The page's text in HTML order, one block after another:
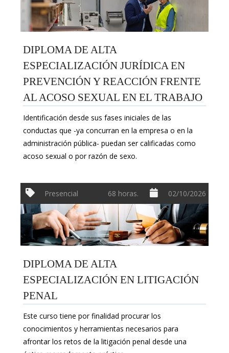
DIPLOMA DE ALTA
ESPECIALIZACIÓN JURÍDICA EN
PREVENCIÓN Y REACCIÓN FRENTE
AL ACOSO SEXUAL EN EL TRABAJO
Identificación desde sus fases iniciales de las
conductas que -ya concurran en la empresa o en la
administración pública- puedan ser calificadas como
acoso sexual o por razón de sexo.
Presencial 68 horas. 02/10/2026
DIPLOMA DE ALTA
ESPECIALIZACIÓN EN LITIGACIÓN
PENAL
Este curso tiene por finalidad procurar los
conocimientos y herramientas necesarios para
afrontar los retos de la litigación penal desde una